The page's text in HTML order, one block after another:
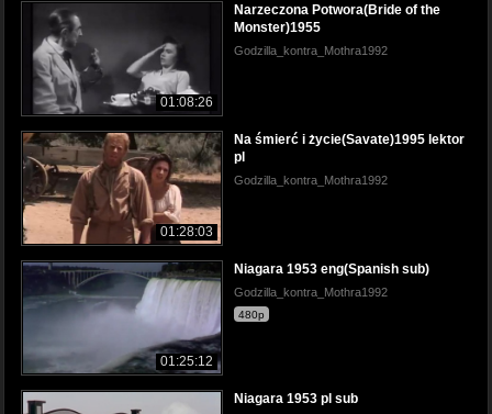
01:08:26
Narzeczona Potwora(Bride of the
Monster)1955
Godzilla_kontra_Mothra1992
01:28:03
Na śmierć i życie(Savate)1995 lektor
pl
Godzilla_kontra_Mothra1992
01:25:12
Niagara 1953 eng(Spanish sub)
Godzilla_kontra_Mothra1992
480p
Niagara 1953 pl sub